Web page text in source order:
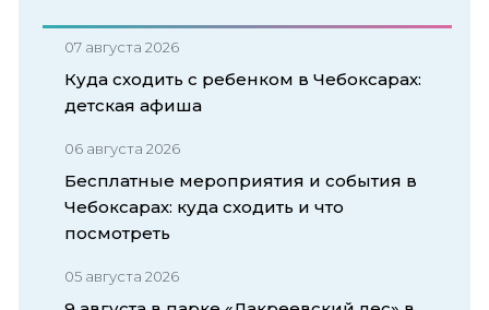
07 августа 2026
Куда сходить с ребенком в Чебоксарах:
детская афиша
06 августа 2026
Бесплатные мероприятия и события в
Чебоксарах: куда сходить и что
посмотреть
05 августа 2026